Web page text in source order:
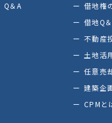
Q＆A
借地権
借地Q
不動産
土地活
任意売
建築企
CPMと